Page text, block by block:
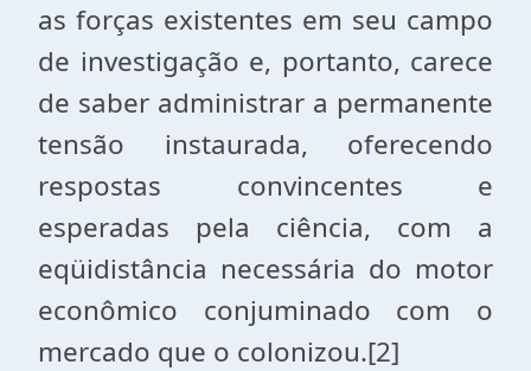
as forças existentes em seu campo
de investigação e, portanto, carece
de saber administrar a permanente
tensão instaurada, oferecendo
respostas convincentes e
esperadas pela ciência, com a
eqüidistância necessária do motor
econômico conjuminado com o
mercado que o colonizou.[2]